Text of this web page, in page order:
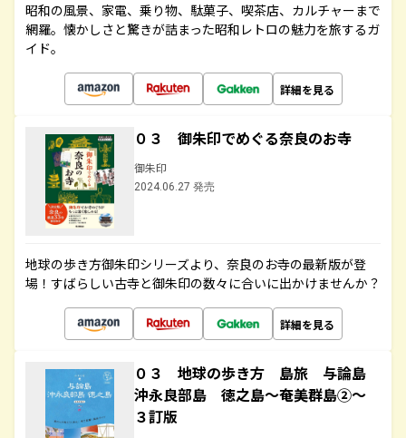
昭和の風景、家電、乗り物、駄菓子、喫茶店、カルチャーまで
網羅。懐かしさと驚きが詰まった昭和レトロの魅力を旅するガ
イド。
詳細を見る
０３ 御朱印でめぐる奈良のお寺
御朱印
2024.06.27 発売
地球の歩き方御朱印シリーズより、奈良のお寺の最新版が登
場！すばらしい古寺と御朱印の数々に合いに出かけませんか？
詳細を見る
０３ 地球の歩き方 島旅 与論島
沖永良部島 徳之島～奄美群島②～
３訂版